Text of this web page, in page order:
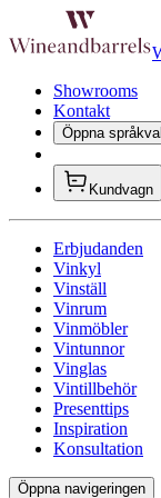
Showrooms
Kontakt
Öppna språkval
Kundvagn
Erbjudanden
Vinkyl
Vinställ
Vinrum
Vinmöbler
Vintunnor
Vinglas
Vintillbehör
Presenttips
Inspiration
Konsultation
Öppna navigeringen